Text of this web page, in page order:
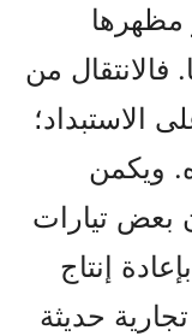
مظهرها
فالانتقال من
الاستبداد؛
ويكمن
بعض تيارات
إنتاج
حديثة